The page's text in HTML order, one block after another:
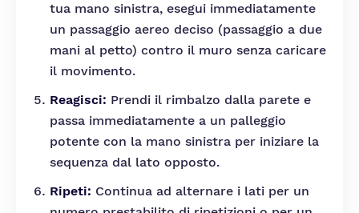
tua mano sinistra, esegui immediatamente
un passaggio aereo deciso (passaggio a due
mani al petto) contro il muro senza caricare
il movimento.
Reagisci: Prendi il rimbalzo dalla parete e
passa immediatamente a un palleggio
potente con la mano sinistra per iniziare la
sequenza dal lato opposto.
Ripeti: Continua ad alternare i lati per un